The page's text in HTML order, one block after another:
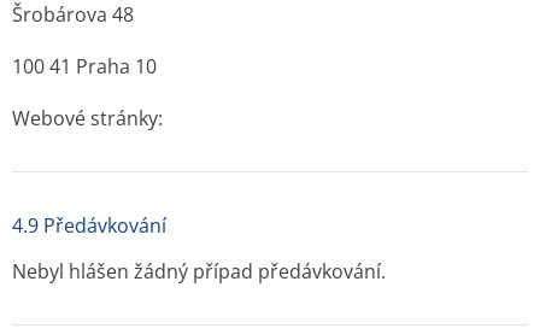
Šrobárova 48
100 41 Praha 10
Webové stránky:
4.9 Předávkování
Nebyl hlášen žádný případ předávkování.